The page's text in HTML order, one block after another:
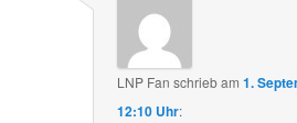
LNP Fan schriebam1.
12:10 Uhr: